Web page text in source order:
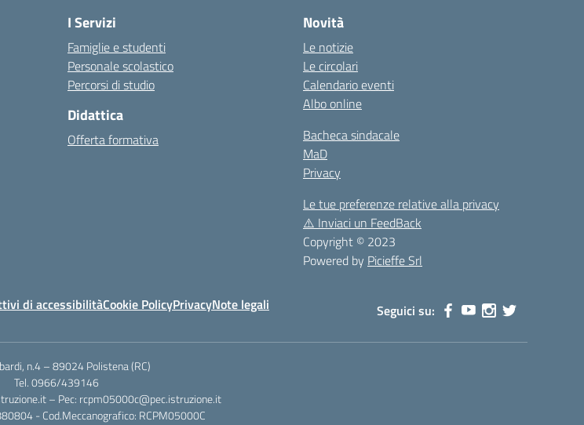
I Servizi
Famiglie e studenti
Personale scolastico
Percorsi di studio
Didattica
Offerta formativa
Novità
Le notizie
Le circolari
Calendario eventi
Albo online
Bacheca sindacale
MaD
Privacy
Le tue preferenze relative alla privacy
⚠️ Inviaci un FeedBack
Copyright © 2023
Powered by Picieffe Srl
di accessibilitàCookie PolicyPrivacyNote legali Seguici su:
n.4 – 89024 Polistena (RC)
Tel. 0966/439146
– Pec: rcpm05000c@pec.istruzione.it
- Cod.Meccanografico: RCPM05000C